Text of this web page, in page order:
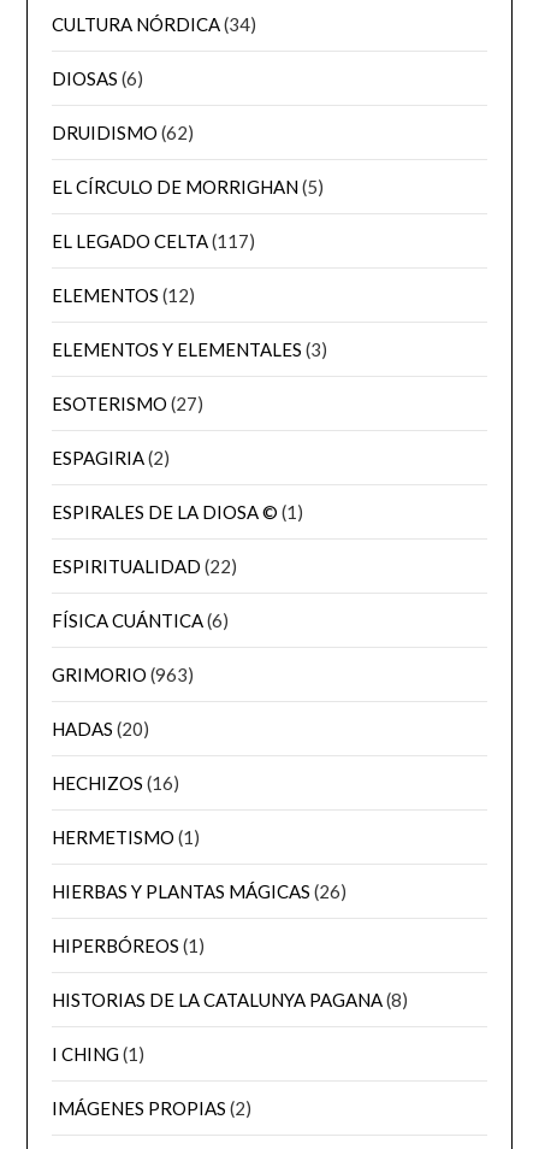
CULTURA NÓRDICA(34)
DIOSAS (6)
DRUIDISMO (62)
EL CÍRCULO DE MORRIGHAN(5)
EL LEGADO CELTA(117)
ELEMENTOS (12)
ELEMENTOS Y ELEMENTALES (3)
ESOTERISMO (27)
ESPAGIRIA(2)
ESPIRALES DE LA DIOSA © (1)
ESPIRITUALIDAD (22)
FÍSICA CUÁNTICA(6)
GRIMORIO (963)
HADAS (20)
HECHIZOS (16)
HERMETISMO (1)
HIERBAS Y PLANTAS MÁGICAS (26)
HIPERBÓREOS (1)
HISTORIAS DE LA CATALUNYA PAGANA(8)
I CHING(1)
IMÁGENES PROPIAS (2)